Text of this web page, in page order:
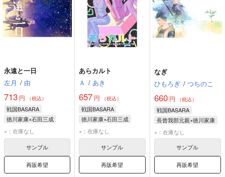
永遠と一日
左月 / 由
713 円 （税込）
戦国BASARA
徳川家康×石田三成
徳川家康
×：在庫なし
サンプル
再販希望
あらカルト
Ａ / あき
657 円 （税込）
戦国BASARA
徳川家康×石田三成
石田三成
×：在庫なし
サンプル
再販希望
なぎ
ひもろぎ / つちのこ
660円 （税込）
戦国BASARA
長曾我部元親×徳川家康
徳川家康
長曾我部元親
×：在庫なし
サンプル
再販希望